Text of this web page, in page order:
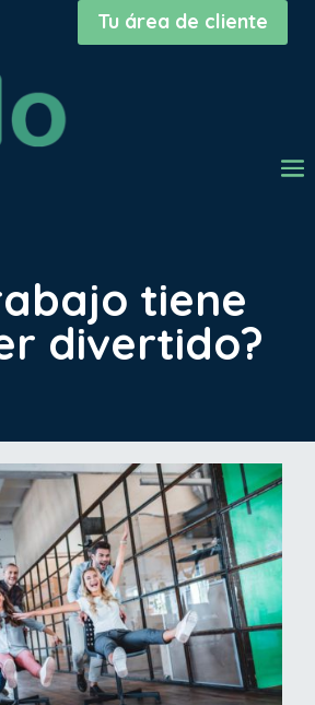
Tu área de cliente
tiene
divertido?